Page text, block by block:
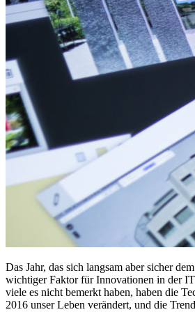
Das Jahr, das sich langsam aber sicher
wichtiger Faktor für Innovationen in der
viele es nicht bemerkt haben, haben die
2016 unser Leben verändert, und die